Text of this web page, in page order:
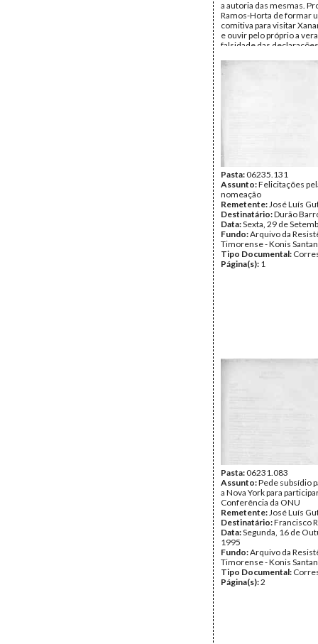
a autoria das mesmas.
Ramos-Horta de formar
comitiva para visitar
e ouvir pelo próprio a
falsidade das
editor da Far Eastern
Review, o Sr. Irawan
Data:
Fundo:
Timorense - TAPOL
Tipo Documental:
Página(s):1
Pasta:06235.131
Assunto:Felicitações
nomeação
Remetente:José Luís
Destinatário:Durão
Data:Sexta, 29 de
Fundo:Arquivo da
Timorense - Konis
Tipo Documental:
Página(s): 1
Pasta:06231.083
Assunto:Pede subsídio
a Nova York para
Conferência da ONU
Remetente:José Luís
Destinatário:Francisco
Data:Segunda, 16 de
1995
Fundo:Arquivo da
Timorense - Konis
Tipo Documental:
Página(s):2